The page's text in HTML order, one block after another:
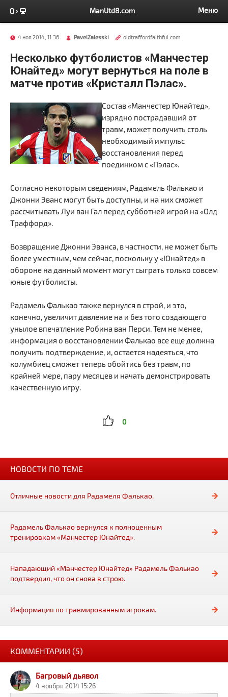
ManUtd8.com Меню
4 ноя 2014, 11:36 PavelZalesski oldtraffordfaithful.com
Несколько футболистов «Манчестер
Юнайтед» могут вернуться на поле в
матче против «Кристалл Пэлас».
Состав «Манчестер Юнайтед»,
изрядно пострадавший от
травм, может получить столь
необходимый импульс
восстановления перед
поединком с «Пэлас».
Согласно некоторым сведениям, Радамель Фалькао и
Джонни Эванс могут быть доступны, и на них сможет
рассчитывать Луи ван Гал перед субботней игрой на «Олд
Траффорд».
Возвращение Джонни Эванса, в частности, не может быть
более уместным, чем сейчас, поскольку у «Юнайтед» в
обороне на данный момент могут сыграть только совсем
юные футболисты.
Радамель Фалькао также вернулся в строй, и это,
конечно, увеличит давление на и без того создающего
унылое впечатление Робина ван Перси. Тем не менее,
информация о восстановлении Фалькао все еще должна
получить подтверждение, и, остается надеяться, что
колумбиец сможет теперь обойтись без травм, по
крайней мере, пару месяцев и начать демонстрировать
качественную игру.
0
НОВОСТИ ПО ТЕМЕ
Отличные новости для Радамеля Фалькао.
Радамель Фалькао вернулся к полноценным
тренировкам «Манчестер Юнайтед».
Нападающий «Манчестер Юнайтед» Радамель Фалькао
подтвердил, что он снова в строю.
Информация по травмированным игрокам.
КОММЕНТАРИИ (5)
Багровый дьявол
4 ноября 2014 15:26